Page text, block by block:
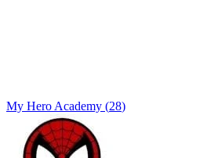
My Hero Academy (28)